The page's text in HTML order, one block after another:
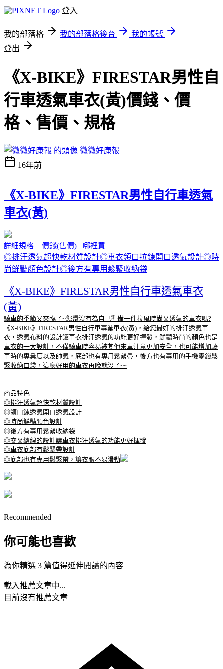
登入
我的部落格 我的部落格後台
我的帳號
登出
《X-BIKE》FIRESTAR男性自
行車透氣車衣(黃)價錢、價
格、售價、規格
微微好康報
16年前
《X-BIKE》FIRESTAR男性自行車透氣
車衣(黃)
詳細規格 價錢(售價) 哪裡買
◎排汗透氣超快乾材質設計◎車衣領口拉鍊開口透氣設計◎時
尚鮮豔顏色設計◎後方有專用鬆緊收納袋
《X-BIKE》FIRESTAR男性自行車透氣車衣
(黃)
騎車的季節又來臨了~您還沒有為自己準備一件拉風時尚又透氣的車衣嗎?
《X-BIKE》FIRESTAR男性自行車專業車衣(黃)，給您最好的排汗透氣車
衣，透氣布料的設計讓車衣排汗透氣的功能更好揮發，鮮豔時尚的顏色也是
車衣的一大設計，不僅騎車時容易被其他來車注意更加安全，也可能增加騎
車時的專業度以及帥氣，底部也有專用鬆緊帶，後方也有專用的手機零錢鬆
緊收納口袋，這麼好用的車衣再晚就沒了~~
商品特色
◎排汗透氣超快乾材質設計
◎領口鍊透氣開口透氣設計
◎時尚鮮豔顏色設計
◎後方有專用鬆緊收納袋
◎交叉縫線的設計讓車衣排汗透氣的功能更好揮發
◎車衣底部有鬆緊帶設計
◎底部也有專用鬆緊帶，讓衣服不易滑動
Recommended
你可能也喜歡
為你精選 3 篇值得延伸閱讀的內容
載入推薦文章中...
目前沒有推薦文章